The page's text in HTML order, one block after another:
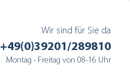
Wir sind für Sie da
+49(0)39201/289810
Montag - Freitag von 08-16 Uhr